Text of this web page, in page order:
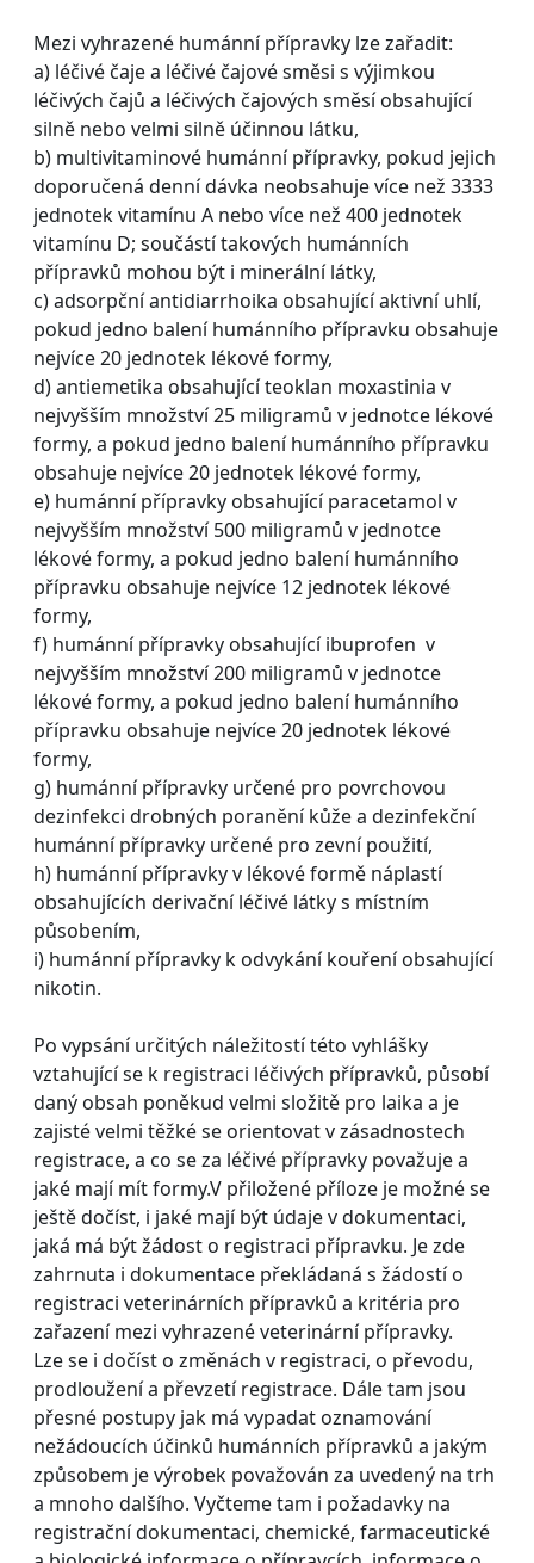
Mezi vyhrazené humánní přípravky lze zařadit:
a) léčivé čaje a léčivé čajové směsi s výjimkou
léčivých čajů a léčivých čajových směsí obsahující
silně nebo velmi silně účinnou látku,
b) multivitaminové humánní přípravky, pokud jejich
doporučená denní dávka neobsahuje více než 3333
jednotek vitamínu A nebo více než 400 jednotek
vitamínu D; součástí takových humánních
přípravků mohou být i minerální látky,
c) adsorpční antidiarrhoika obsahující aktivní uhlí,
pokud jedno balení humánního přípravku obsahuje
nejvíce 20 jednotek lékové formy,
d) antiemetika obsahující teoklan moxastinia v
nejvyšším množství 25 miligramů v jednotce lékové
formy, a pokud jedno balení humánního přípravku
obsahuje nejvíce 20 jednotek lékové formy,
e) humánní přípravky obsahující paracetamol v
nejvyšším množství 500 miligramů v jednotce
lékové formy, a pokud jedno balení humánního
přípravku obsahuje nejvíce 12 jednotek lékové
formy,
f) humánní přípravky obsahující ibuprofen v
nejvyšším množství 200 miligramů v jednotce
lékové formy, a pokud jedno balení humánního
přípravku obsahuje nejvíce 20 jednotek lékové
formy,
g) humánní přípravky určené pro povrchovou
dezinfekci drobných poranění kůže a dezinfekční
humánní přípravky určené pro zevní použití,
h) humánní přípravky v lékové formě náplastí
obsahujících derivační léčivé látky s místním
působením,
i) humánní přípravky k odvykání kouření obsahující
nikotin.
Po vypsání určitých náležitostí této vyhlášky
vztahující se k registraci léčivých přípravků, působí
daný obsah poněkud velmi složitě pro laika a je
zajisté velmi těžké se orientovat v zásadnostech
registrace, a co se za léčivé přípravky považuje a
jaké mají mít formy.V přiložené příloze je možné se
ještě dočíst, i jaké mají být údaje v dokumentaci,
jaká má být žádost o registraci přípravku. Je zde
zahrnuta i dokumentace překládaná s žádostí o
registraci veterinárních přípravků a kritéria pro
zařazení mezi vyhrazené veterinární přípravky.
Lze se i dočíst o změnách v registraci, o převodu,
prodloužení a převzetí registrace. Dále tam jsou
přesné postupy jak má vypadat oznamování
nežádoucích účinků humánních přípravků a jakým
způsobem je výrobek považován za uvedený na trh
a mnoho dalšího. Vyčteme tam i požadavky na
registrační dokumentaci, chemické, farmaceutické